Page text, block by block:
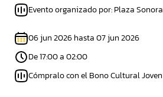
Evento organizado por: Plaza Sonora
06 jun 2026 hasta 07 jun 2026
De 17:00 a 02:00
Cómpralo con el Bono Cultural Joven